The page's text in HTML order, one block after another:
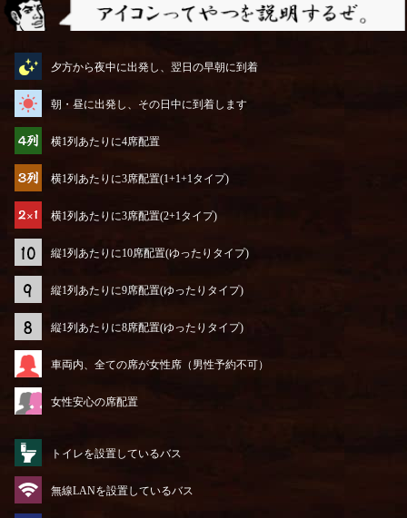
夕方から夜中に出発し、翌日の早朝に到着
朝・昼に出発し、その日中に到着します
横1列あたりに4席配置
横1列あたりに3席配置(1+1+1タイプ)
横1列あたりに3席配置(2+1タイプ)
縦1列あたりに10席配置(ゆったりタイプ)
縦1列あたりに9席配置(ゆったりタイプ)
縦1列あたりに8席配置(ゆったりタイプ)
車両内、全ての席が女性席（男性予約不可）
女性安心の席配置
トイレを設置しているバス
無線LANを設置しているバス